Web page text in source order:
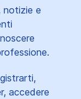
notizie e
accedere